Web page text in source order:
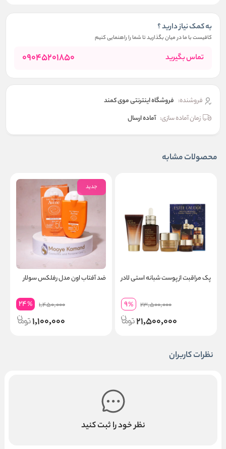
به کمک نیاز دارید ؟
کافیست با ما در میان بگذارید تا شما را راهنمایی کنیم
تماس بگیرید 09045201850
فروشنده: فروشگاه اینترنتی موی کمند
زمان آماده سازی: آماده ارسال
محصولات مشابه
پک مراقبت از پوست شبانه استی لادر
23,500,000
9%
21,500,000
جدید
ضد آفتاب اون مدل رفلکس سولار
1,450,000
24%
1,100,000
نظرات کاربران
نظر خود را ثبت کنید